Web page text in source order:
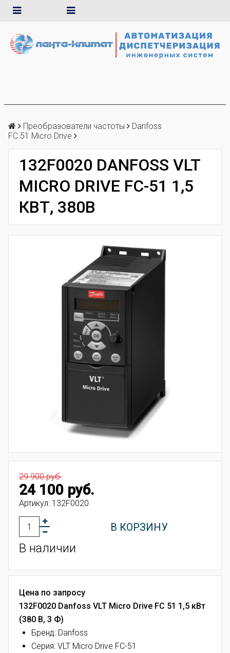
Преобразователи частоты
Danfoss
FC 51 Micro Drive
132F0020 DANFOSS VLT
MICRO DRIVE FC-51 1,5
КВТ, 380В
29 900 руб.
24 100 руб.
Артикул: 132F0020
В КОРЗИНУ
В наличии
Цена по запросу
132F0020 Danfoss VLT Micro Drive FC 51 1,5 кВт
(380 В, 3 Ф)
Бренд: Danfoss
Серия: VLT Micro Drive FC-51